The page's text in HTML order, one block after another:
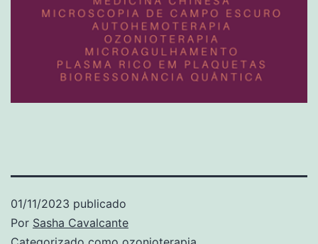
01/11/2023 publicado
Por Sasha Cavalcante